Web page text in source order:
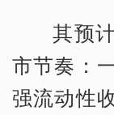
其预
市节奏：
强流动性